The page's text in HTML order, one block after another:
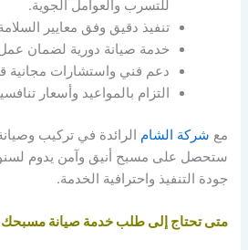
للتسرب والعوامل الجوية.
تنفيذ دقيق وفق معايير
خدمة صيانة دورية لضمان
دعم فني واستشارات مجانية
التزام بالمواعيد وأسعار
مع شركة الشام الرائدة في تركيب
ستحصل على مسبح أنيق وآمن يدوم
جودة التنفيذ واحترافية الخدمة.
متى تحتاج إلى طلب خدمة صيانة مسبحك